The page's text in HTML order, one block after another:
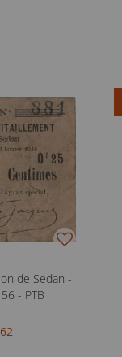
de Sedan -
- PTB